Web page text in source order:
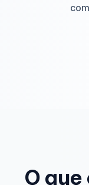
O